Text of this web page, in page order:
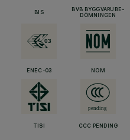
BIS
BVB BYGGVARUBE-
DÖMNINGEN
ENEC-03 NOM
TISI CCC PENDING